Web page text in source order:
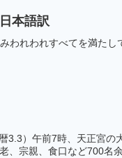
本語訳
われわれすべてを満
）午前7時、天正宮
、宗親、食口など700名余